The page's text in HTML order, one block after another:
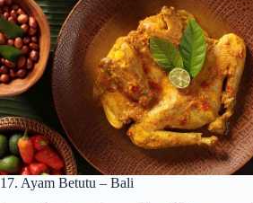
17. Ayam Betutu – Bali